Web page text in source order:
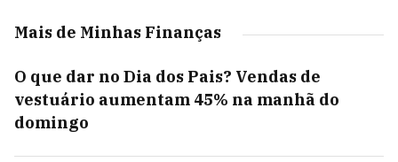
Mais de Minhas Finanças
O que dar no Dia dos Pais? Vendas de
vestuário aumentam 45% na manhã do
domingo